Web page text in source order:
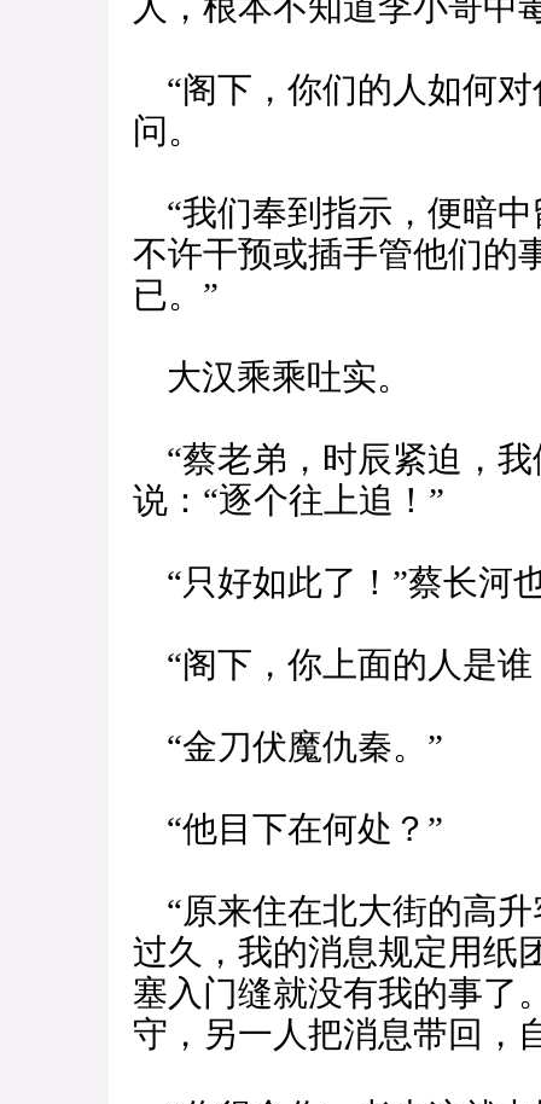
“阁下，你们的人如何对
问。
“我们奉到指示，便暗
不许干预或插手管他们的
已。”
大汉乘乘吐实。
“蔡老弟，时辰紧迫，我
说：“逐个往上追！”
“只好如此了！”蔡长河
“阁下，你上面的人是谁
“金刀伏魔仇秦。”
“他目下在何处？”
“原来住在北大街的高
过久，我的消息规定用纸
塞入门缝就没有我的事了
守，另一人把消息带回，